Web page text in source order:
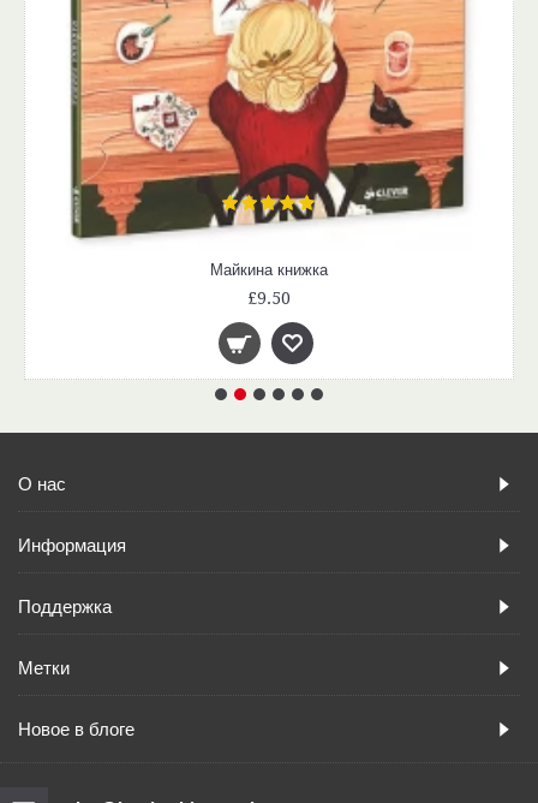
Майкина книжка
£9.50
О нас
Информация
Поддержка
Метки
Новое в блоге